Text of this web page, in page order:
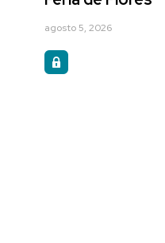
agosto 5, 2026